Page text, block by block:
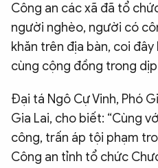
Công an các xã đã tổ
người nghèo, người có
khăn trên địa bàn, coi
cùng cộng đồng trong
Đại tá Ngô Cự Vinh, Phó
Gia Lai, cho biết: “Cùng
công, trấn áp tội phạm
Công an tỉnh tổ chức